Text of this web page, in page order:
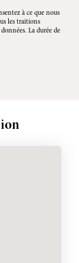
à ce que nous
les traitions
La durée de